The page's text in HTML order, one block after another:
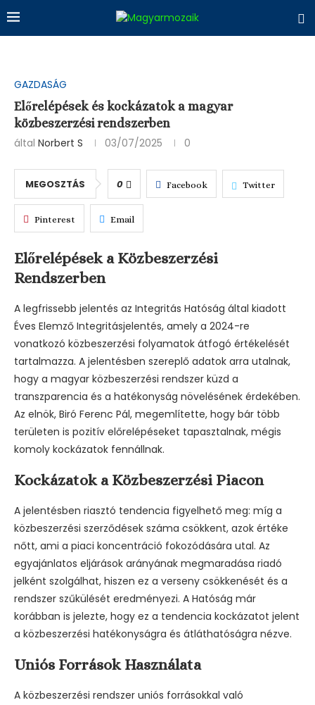
GAZDASÁG
Előrelépések és kockázatok a magyar
közbeszerzési rendszerben
által Norbert S 03/07/2025 0
MEGOSZTÁS 0 Facebook Twitter
Pinterest Email
Előrelépések a Közbeszerzési
Rendszerben
A legfrissebb jelentés az Integritás Hatóság által kiadott
Éves Elemző Integritásjelentés, amely a 2024-re
vonatkozó közbeszerzési folyamatok átfogó értékelését
tartalmazza. A jelentésben szereplő adatok arra utalnak,
hogy a magyar közbeszerzési rendszer küzd a
transzparencia és a hatékonyság növelésének érdekében.
Az elnök, Biró Ferenc Pál, megemlítette, hogy bár több
területen is pozitív előrelépéseket tapasztalnak, mégis
komoly kockázatok fennállnak.
Kockázatok a Közbeszerzési Piacon
A jelentésben riasztó tendencia figyelhető meg: míg a
közbeszerzési szerződések száma csökkent, azok értéke
nőtt, ami a piaci koncentráció fokozódására utal. Az
egyajánlatos eljárások arányának megmaradása riadó
jelként szolgálhat, hiszen ez a verseny csökkenését és a
rendszer szűkülését eredményezi. A Hatóság már
korábban is jelezte, hogy ez a tendencia kockázatot jelent
a közbeszerzési hatékonyságra és átláthatóságra nézve.
Uniós Források Használata
A közbeszerzési rendszer uniós forrásokkal való